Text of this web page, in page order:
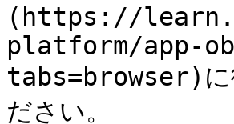
(https://
platform/app-
tabs=browser)に
ださい。